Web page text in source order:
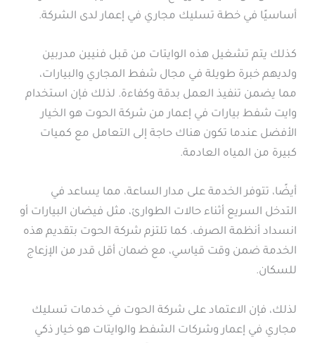
أساسيًا في خطة تسليك مجاري في إعمار لدى الشركة.
كذلك يتم تشغيل هذه الوايتات من قبل فنيين مدربين
ولديهم خبرة طويلة في مجال شفط المجاري والبيارات،
مما يضمن تنفيذ العمل بدقة وكفاءة. لذلك فإن استخدام
وايت شفط بيارات في إعمار من شركة الحوت هو الخيار
الأفضل عندما تكون هناك حاجة إلى التعامل مع كميات
كبيرة من المياه العادمة.
أيضًا، تتوفر الخدمة على مدار الساعة، مما يساعد في
التدخل السريع أثناء حالات الطوارئ، مثل فيضان البيارات أو
انسداد أنظمة الصرف. كما تلتزم شركة الحوت بتقديم هذه
الخدمة ضمن وقت قياسي، مع ضمان أقل قدر من الإزعاج
للسكان.
لذلك، فإن الاعتماد على شركة الحوت في خدمات تسليك
مجاري في إعمار وشركات الشفط والوايتات هو خيار ذكي